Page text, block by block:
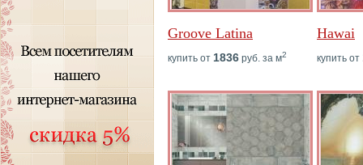
Groove Latina
купить от 1836 руб. за м2
Hawai
купить от